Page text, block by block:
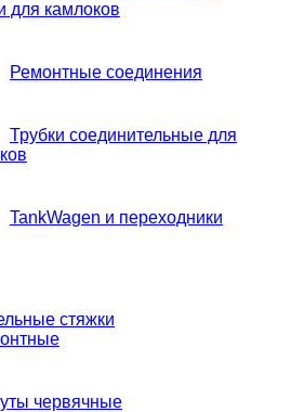
для камлоков
Ремонтные соединения
Трубки соединительные для
TankWagen и переходники
стяжки
червячные